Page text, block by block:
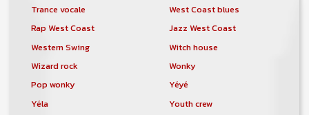
Trance vocale
West Coast blues
Rap West Coast
Jazz West Coast
Western Swing
Witch house
Wizard rock
Wonky
Pop wonky
Yéyé
Yéla
Youth crew